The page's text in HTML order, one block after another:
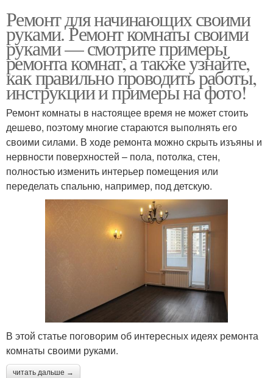
Ремонт для начинающих своими
руками. Ремонт комнаты своими
руками — смотрите примеры
ремонта комнат, а также узнайте,
как правильно проводить работы,
инструкции и примеры на фото!
Ремонт комнаты в настоящее время не может стоить
дешево, поэтому многие стараются выполнять его
своими силами. В ходе ремонта можно скрыть изъяны и
нервности поверхностей – пола, потолка, стен,
полностью изменить интерьер помещения или
переделать спальню, например, под детскую.
В этой статье поговорим об интересных идеях ремонта
комнаты своими руками.
читать дальше →